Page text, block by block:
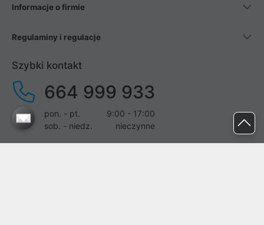
Informacje o firmie
Regulaminy i regulacje
Szybki kontakt
664 999 933
pon. - pt.
9:00 - 17:00
sob. - niedz.
nieczynne